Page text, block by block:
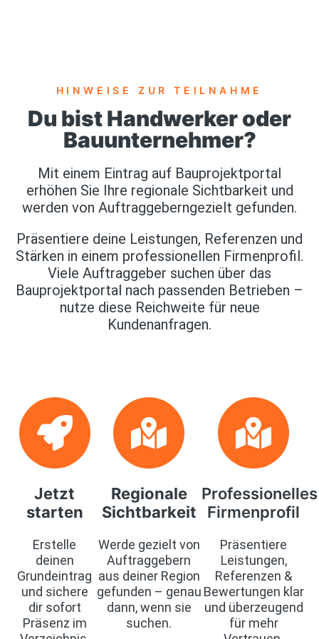
HINWEISE ZUR TEILNAHME
Du bist Handwerker oder
Bauunternehmer?
Mit einem Eintrag auf Bauprojektportal
erhöhen Sie Ihre regionale Sichtbarkeit und
werden von Auftraggeberngezielt gefunden.
Präsentiere deine Leistungen, Referenzen und
Stärken in einem professionellen Firmenprofil.
Viele Auftraggeber suchen über das
Bauprojektportal nach passenden Betrieben –
nutze diese Reichweite für neue
Kundenanfragen.
Jetzt
starten
Erstelle
deinen
Grundeintrag
und sichere
dir sofort
Präsenz im
Regionale
Sichtbarkeit
Werde gezielt von
Auftraggebern
aus deiner Region
gefunden – genau
dann, wenn sie
suchen.
Professionelles
Firmenprofil
Präsentiere
Leistungen,
Referenzen &
Bewertungen klar
und überzeugend
für mehr